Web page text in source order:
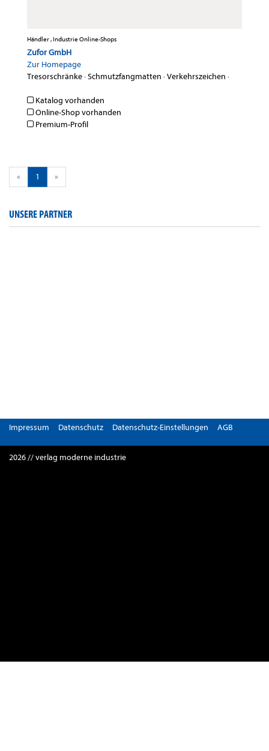
Händler , Industrie Online-Shops
Zufor GmbH
Zur Homepage
Tresorschränke·Schmutzfangmatten ·Verkehrszeichen ·
Katalog vorhanden
Online-Shop vorhanden
Premium-Profil
« 1 »
UNSERE PARTNER
Impressum Datenschutz Datenschutz-Einstellungen AGB
2026 // verlag moderne industrie